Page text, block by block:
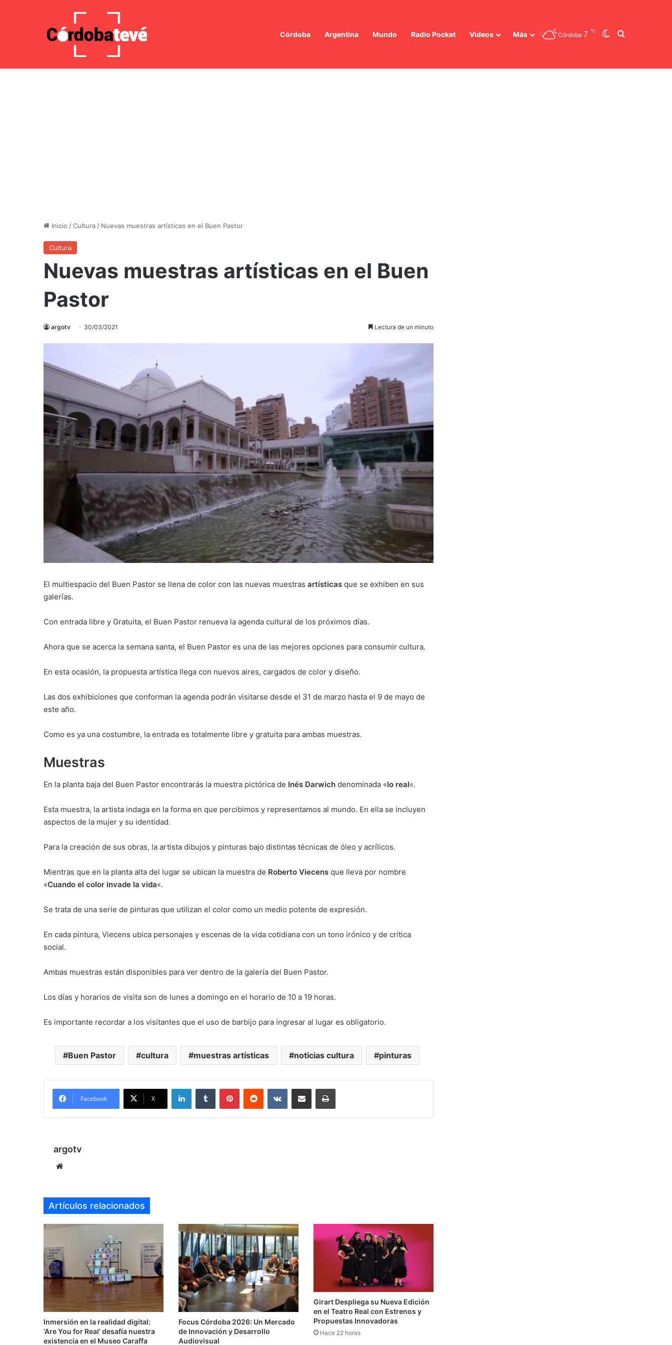
Córdoba Argentina Mundo Radio Pocket Videos Más Córdoba 7 ℃ Switch skin
Buscar
7 agosto 2026, 1:27 AM Noticias de última hora El error de redacción en la Ley de Propiedad Privada: un momento de fuerte voltaje político en el Senado
Inicio /Cultura / Nuevas muestras artísticas en el Buen Pastor
Cultura
Nuevas muestras artísticas en el Buen
Pastor
argotv 30/03/2021 Lectura de un minuto
El multiespacio del Buen Pastor se llena de color con las nuevas muestras artísticas que se exhiben en sus
galerías.
Con entrada libre y Gratuita, el Buen Pastor renueva la agenda cultural de los próximos días.
Ahora que se acerca la semana santa, el Buen Pastor es una de las mejores opciones para consumir cultura.
En esta ocasión, la propuesta artística llega con nuevos aires, cargados de color y diseño.
Las dos exhibiciones que conforman la agenda podrán visitarse desde el 31 de marzo hasta el 9 de mayo de
este año.
Como es ya una costumbre, la entrada es totalmente libre y gratuita para ambas muestras.
Muestras
En la planta baja del Buen Pastor encontrarás la muestra pictórica de Inés Darwich denominada «lo real«.
Esta muestra, la artista indaga en la forma en que percibimos y representamos al mundo. En ella se incluyen
aspectos de la mujer y su identidad.
Para la creación de sus obras, la artista dibujos y pinturas bajo distintas técnicas de óleo y acrílicos.
Mientras que en la planta alta del lugar se ubican la muestra de Roberto Viecens que lleva por nombre
«Cuando el color invade la vida«.
Se trata de una serie de pinturas que utilizan el color como un medio potente de expresión.
En cada pintura, Viecens ubica personajes y escenas de la vida cotidiana con un tono irónico y de crítica
social.
Ambas muestras están disponibles para ver dentro de la galería del Buen Pastor.
Los días y horarios de visita son de lunes a domingo en el horario de 10 a 19 horas.
Es importante recordar a los visitantes que el uso de barbijo para ingresar al lugar es obligatorio.
Buen Pastor cultura muestras artísticas noticias cultura pinturas
Facebook X
LinkedInTumblr PinterestReddit VKontakte
Compartir por mail Imprimir
argotv
Artículos relacionados
Inmersión en la realidad digital:
‘Are You for Real’ desafía nuestra
existencia en el Museo Caraffa
Focus Córdoba 2026: Un Mercado
de Innovación y Desarrollo
Audiovisual
Girart Despliega su Nueva Edición
en el Teatro Real con Estrenos y
Propuestas Innovadoras
Hace 22 horas